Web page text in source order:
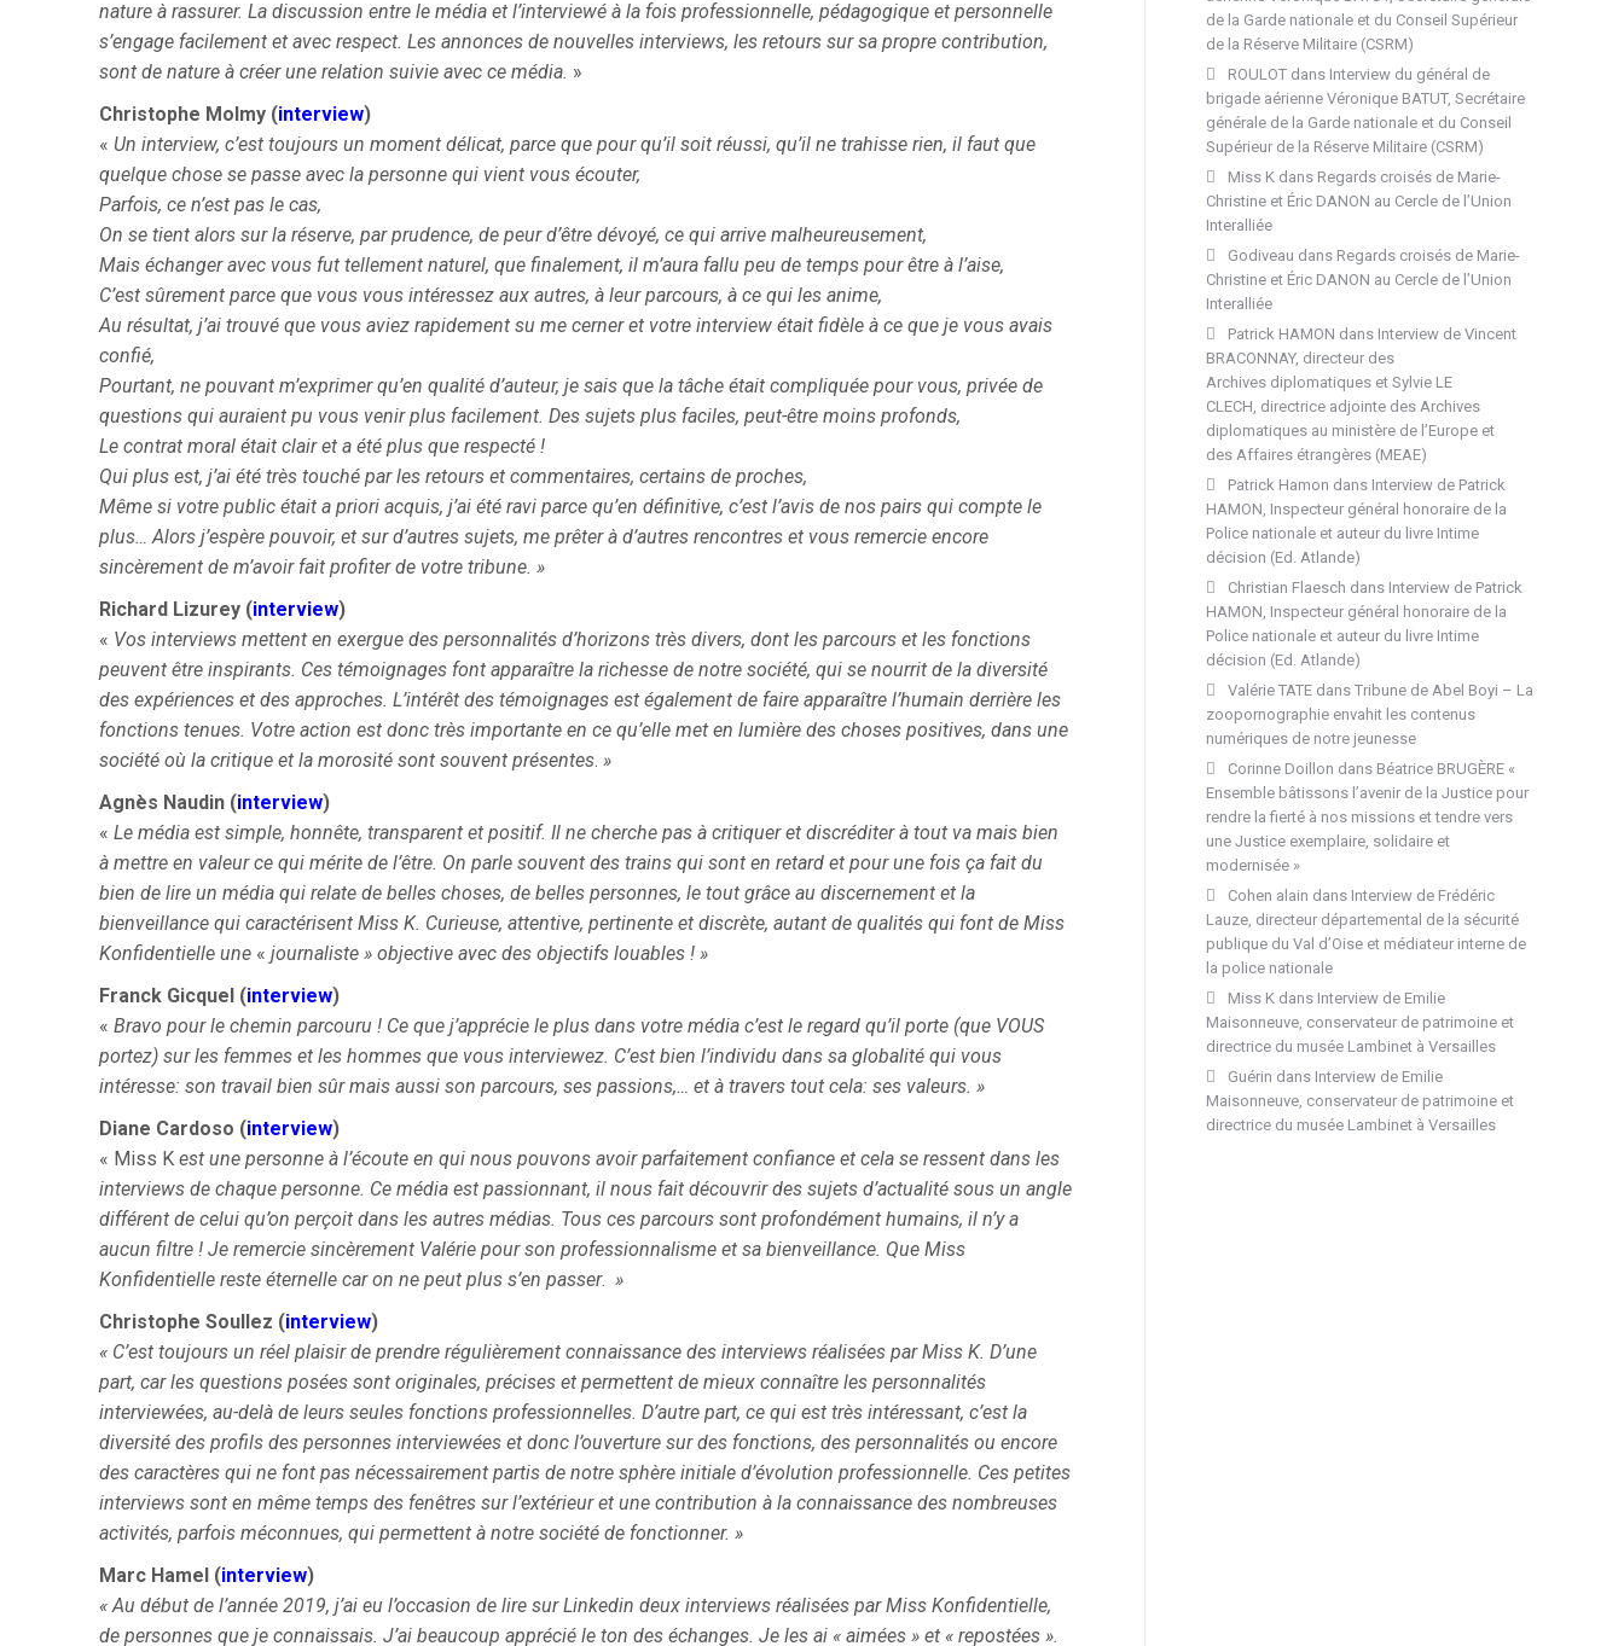
nature à rassurer. La discussion entre le média et l’interviewé à la fois professionnelle, pédagogique et personnelle
s’engage facilement et avec respect. Les annonces de nouvelles interviews, les retours sur sa propre contribution,
sont de nature à créer une relation suivie avec ce média. »
Christophe Molmy (interview)
« Un interview, c’est toujours un moment délicat, parce que pour qu’il soit réussi, qu’il ne trahisse rien, il faut que
quelque chose se passe avec la personne qui vient vous écouter,
Parfois, ce n’est pas le cas,
On se tient alors sur la réserve, par prudence, de peur d’être dévoyé, ce qui arrive malheureusement,
Mais échanger avec vous fut tellement naturel, que finalement, il m’aura fallu peu de temps pour être à l’aise,
C’est sûrement parce que vous vous intéressez aux autres, à leur parcours, à ce qui les anime,
Au résultat, j’ai trouvé que vous aviez rapidement su me cerner et votre interview était fidèle à ce que je vous avais
confié,
Pourtant, ne pouvant m’exprimer qu’en qualité d’auteur, je sais que la tâche était compliquée pour vous, privée de
questions qui auraient pu vous venir plus facilement. Des sujets plus faciles, peut-être moins profonds,
Le contrat moral était clair et a été plus que respecté !
Qui plus est, j’ai été très touché par les retours et commentaires, certains de proches,
Même si votre public était a priori acquis, j’ai été ravi parce qu’en définitive, c’est l’avis de nos pairs qui compte le
plus… Alors j’espère pouvoir, et sur d’autres sujets, me prêter à d’autres rencontres et vous remercie encore
sincèrement de m’avoir fait profiter de votre tribune. »
Richard Lizurey (interview)
« Vos interviews mettent en exergue des personnalités d’horizons très divers, dont les parcours et les fonctions
peuvent être inspirants. Ces témoignages font apparaître la richesse de notre société, qui se nourrit de la diversité
des expériences et des approches. L’intérêt des témoignages est également de faire apparaître l’humain derrière les
fonctions tenues. Votre action est donc très importante en ce qu’elle met en lumière des choses positives, dans une
société où la critique et la morosité sont souvent présentes. »
Agnès Naudin (interview)
« Le média est simple, honnête, transparent et positif. Il ne cherche pas à critiquer et discréditer à tout va mais bien
à mettre en valeur ce qui mérite de l’être. On parle souvent des trains qui sont en retard et pour une fois ça fait du
bien de lire un média qui relate de belles choses, de belles personnes, le tout grâce au discernement et la
bienveillance qui caractérisent Miss K. Curieuse, attentive, pertinente et discrète, autant de qualités qui font de Miss
Konfidentielle une « journaliste » objective avec des objectifs louables ! »
Franck Gicquel (interview)
« Bravo pour le chemin parcouru ! Ce que j’apprécie le plus dans votre média c’est le regard qu’il porte (que VOUS
portez) sur les femmes et les hommes que vous interviewez. C’est bien l’individu dans sa globalité qui vous
intéresse: son travail bien sûr mais aussi son parcours, ses passions,… et à travers tout cela: ses valeurs. »
Diane Cardoso (interview)
« Miss K est une personne à l’écoute en qui nous pouvons avoir parfaitement confiance et cela se ressent dans les
interviews de chaque personne. Ce média est passionnant, il nous fait découvrir des sujets d’actualité sous un angle
différent de celui qu’on perçoit dans les autres médias. Tous ces parcours sont profondément humains, il n’y a
aucun filtre ! Je remercie sincèrement Valérie pour son professionnalisme et sa bienveillance. Que Miss
Konfidentielle reste éternelle car on ne peut plus s’en passer. »
Christophe Soullez (interview)
« C’est toujours un réel plaisir de prendre régulièrement connaissance des interviews réalisées par Miss K. D’une
part, car les questions posées sont originales, précises et permettent de mieux connaître les personnalités
interviewées, au-delà de leurs seules fonctions professionnelles. D’autre part, ce qui est très intéressant, c’est la
diversité des profils des personnes interviewées et donc l’ouverture sur des fonctions, des personnalités ou encore
des caractères qui ne font pas nécessairement partis de notre sphère initiale d’évolution professionnelle. Ces petites
interviews sont en même temps des fenêtres sur l’extérieur et une contribution à la connaissance des nombreuses
activités, parfois méconnues, qui permettent à notre société de fonctionner. »
Marc Hamel (interview)
« Au début de l’année 2019, j’ai eu l’occasion de lire sur Linkedin deux interviews réalisées par Miss Konfidentielle,
de personnes que je connaissais. J’ai beaucoup apprécié le ton des échanges. Je les ai « aimées » et « repostées ».
de la Garde nationale et du Conseil Supérieur
de la Réserve Militaire (CSRM)
ROULOT dans Interview du général de
brigade aérienne Véronique BATUT, Secrétaire
générale de la Garde nationale et du Conseil
Supérieur de la Réserve Militaire (CSRM)
Miss K dans Regards croisés de Marie-
Christine et Éric DANON au Cercle de l’Union
Interalliée
Godiveau dans Regards croisés de Marie-
Christine et Éric DANON au Cercle de l’Union
Interalliée
Patrick HAMON dans Interview de Vincent
BRACONNAY, directeur des
Archives diplomatiques et Sylvie LE
CLECH, directrice adjointe des Archives
diplomatiques au ministère de l’Europe et
des Affaires étrangères (MEAE)
Patrick Hamon dans Interview de Patrick
HAMON, Inspecteur général honoraire de la
Police nationale et auteur du livre Intime
décision (Ed. Atlande)
Christian Flaesch dans Interview de Patrick
HAMON, Inspecteur général honoraire de la
Police nationale et auteur du livre Intime
décision (Ed. Atlande)
Valérie TATE dans Tribune de Abel Boyi – La
zoopornographie envahit les contenus
numériques de notre jeunesse
Corinne Doillon dans Béatrice BRUGÈRE «
Ensemble bâtissons l’avenir de la Justice pour
rendre la fierté à nos missions et tendre vers
une Justice exemplaire, solidaire et
modernisée »
Cohen alain dans Interview de Frédéric
Lauze, directeur départemental de la sécurité
publique du Val d’Oise et médiateur interne de
la police nationale
Miss K dans Interview de Emilie
Maisonneuve, conservateur de patrimoine et
directrice du musée Lambinet à Versailles
Guérin dans Interview de Emilie
Maisonneuve, conservateur de patrimoine et
directrice du musée Lambinet à Versailles